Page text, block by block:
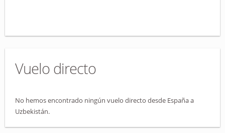
Vuelo directo
No hemos encontrado ningún vuelo directo desde España a
Uzbekistán.